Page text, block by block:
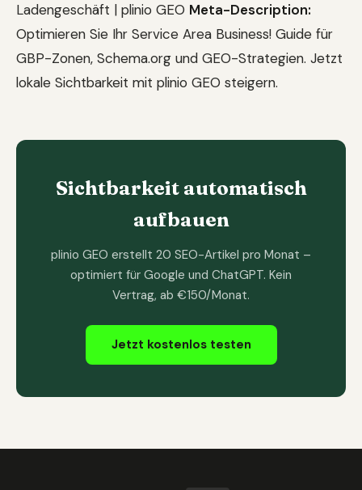
Ladengeschäft | plinio GEO Meta-Description:
Optimieren Sie Ihr Service Area Business! Guide für
GBP-Zonen, Schema.org und GEO-Strategien. Jetzt
lokale Sichtbarkeit mit plinio GEO steigern.
Sichtbarkeit automatisch
aufbauen
plinio GEO erstellt 20 SEO-Artikel pro Monat –
optimiert für Google und ChatGPT. Kein
Vertrag, ab €150/Monat.
Jetzt kostenlos testen